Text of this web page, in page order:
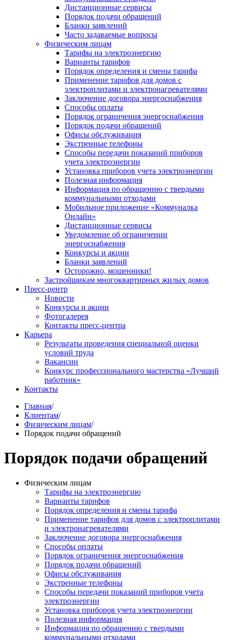
Дистанционные сервисы
Порядок подачи обращений
Бланки заявлений
Часто задаваемые вопросы
Физическим лицам
Тарифы на электроэнергию
Варианты тарифов
Порядок определения и смены тарифа
Применение тарифов для домов с
электроплитами и электронагревателями
Заключение договора энергоснабжения
Способы оплаты
Порядок ограничения энергоснабжения
Порядок подачи обращений
Офисы обслуживания
Экстренные телефоны
Способы передачи показаний приборов
учета электроэнергии
Установка приборов учета электроэнергии
Полезная информация
Информация по обращению с твердыми
коммунальными отходами
Мобильное приложение «Коммуналка
Онлайн»
Дистанционные сервисы
Уведомление об ограничении
энергоснабжения
Конкурсы и акции
Бланки заявлений
Осторожно, мошенники!
Застройщикам многоквартирных жилых домов
Пресс-центр
Новости
Конкурсы и акции
Фотогалерея
Контакты пресс-центра
Карьера
Результаты проведения специальной оценки
условий труда
Вакансии
Конкурс профессионального мастерства «Лучший
работник»
Контакты
Главная/
Клиентам/
Физическим лицам/
Порядок подачи обращений
Порядок подачи обращений
Физическим лицам
Тарифы на электроэнергию
Варианты тарифов
Порядок определения и смены тарифа
Применение тарифов для домов с электроплитами
и электронагревателями
Заключение договора энергоснабжения
Способы оплаты
Порядок ограничения энергоснабжения
Порядок подачи обращений
Офисы обслуживания
Экстренные телефоны
Способы передачи показаний приборов учета
электроэнергии
Установка приборов учета электроэнергии
Полезная информация
Информация по обращению с твердыми
коммунальными отходами